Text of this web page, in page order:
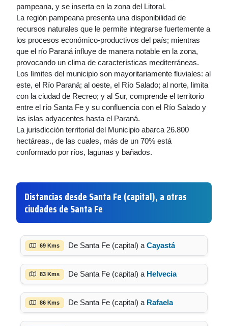
pampeana, y se inserta en la zona del Litoral.
La región pampeana presenta una disponibilidad de
recursos naturales que le permite integrarse fuertemente a
los procesos económico-productivos del país; mientras
que el río Paraná influye de manera notable en la zona,
provocando un clima de características mediterráneas.
Los límites del municipio son mayoritariamente fluviales: al
este, el Río Paraná; al oeste, el Río Salado; al norte, limita
con la ciudad de Recreo; y al Sur, comprende el territorio
entre el río Santa Fe y su confluencia con el Río Salado y
las islas adyacentes hasta el Paraná.
La jurisdicción territorial del Municipio abarca 26.800
hectáreas., de las cuales, más de un 70% está
conformado por ríos, lagunas y bañados.
Distancias desde Santa Fe (capital), a otras
ciudades de Santa Fe
69 Kms De Santa Fe (capital) a Cayastá
83 Kms De Santa Fe (capital) a Helvecia
86 Kms De Santa Fe (capital) a Rafaela